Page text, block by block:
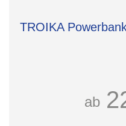
TROIKA
ab